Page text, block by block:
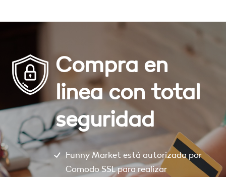
Compra en
linea con total
seguridad
Funny Market está autorizada por
Comodo SSL para realizar